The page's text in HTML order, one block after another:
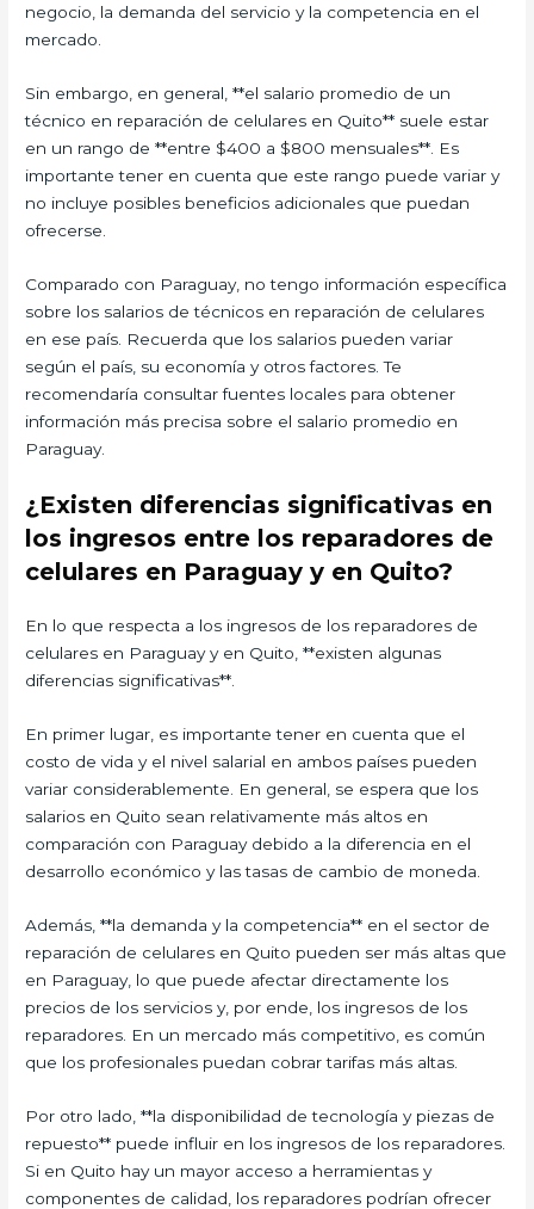
negocio, la demanda del servicio y la competencia en el
mercado.
Sin embargo, en general, **el salario promedio de un
técnico en reparación de celulares en Quito** suele estar
en un rango de **entre $400 a $800 mensuales**. Es
importante tener en cuenta que este rango puede variar y
no incluye posibles beneficios adicionales que puedan
ofrecerse.
Comparado con Paraguay, no tengo información específica
sobre los salarios de técnicos en reparación de celulares
en ese país. Recuerda que los salarios pueden variar
según el país, su economía y otros factores. Te
recomendaría consultar fuentes locales para obtener
información más precisa sobre el salario promedio en
Paraguay.
¿Existen diferencias significativas en
los ingresos entre los reparadores de
celulares en Paraguay y en Quito?
En lo que respecta a los ingresos de los reparadores de
celulares en Paraguay y en Quito, **existen algunas
diferencias significativas**.
En primer lugar, es importante tener en cuenta que el
costo de vida y el nivel salarial en ambos países pueden
variar considerablemente. En general, se espera que los
salarios en Quito sean relativamente más altos en
comparación con Paraguay debido a la diferencia en el
desarrollo económico y las tasas de cambio de moneda.
Además, **la demanda y la competencia** en el sector de
reparación de celulares en Quito pueden ser más altas que
en Paraguay, lo que puede afectar directamente los
precios de los servicios y, por ende, los ingresos de los
reparadores. En un mercado más competitivo, es común
que los profesionales puedan cobrar tarifas más altas.
Por otro lado, **la disponibilidad de tecnología y piezas de
repuesto** puede influir en los ingresos de los reparadores.
Si en Quito hay un mayor acceso a herramientas y
componentes de calidad, los reparadores podrían ofrecer